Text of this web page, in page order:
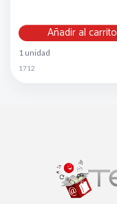
Añadir al carrito
1 unidad
1712